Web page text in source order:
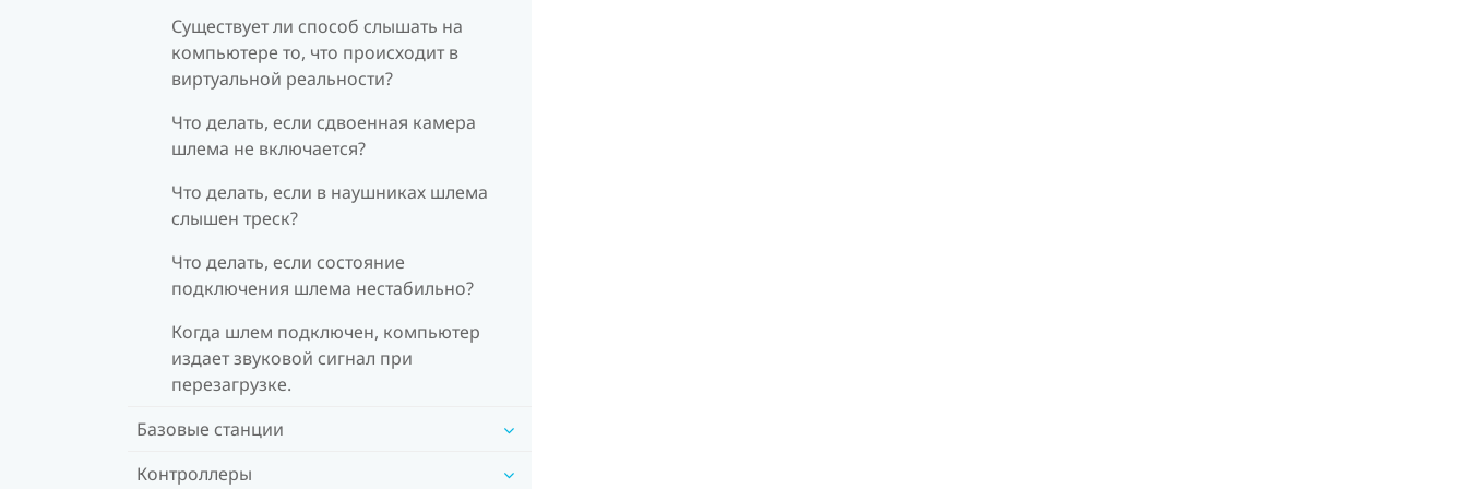
Существует ли способ слышать на
компьютере то, что происходит в
виртуальной реальности?
Что делать, если сдвоенная камера
шлема не включается?
Что делать, если в наушниках шлема
слышен треск?
Что делать, если состояние
подключения шлема нестабильно?
Когда шлем подключен, компьютер
издает звуковой сигнал при
перезагрузке.
Базовые станции
Контроллеры